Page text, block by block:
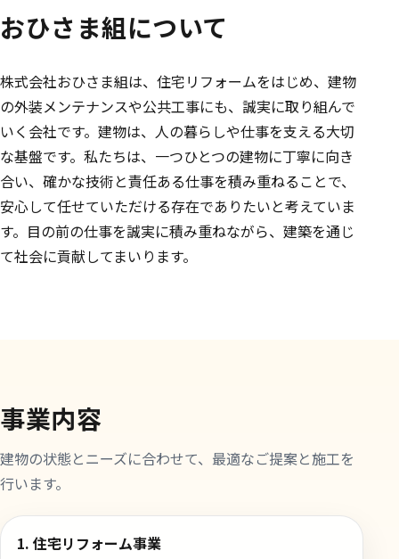
おひさま組について
株式会社おひさま組は、住宅リフォームをはじめ、建物
の外装メンテナンスや公共工事にも、誠実に取り組んで
いく会社です。建物は、人の暮らしや仕事を支える大切
な基盤です。私たちは、一つひとつの建物に丁寧に向き
合い、確かな技術と責任ある仕事を積み重ねることで、
安心して任せていただける存在でありたいと考えていま
す。目の前の仕事を誠実に積み重ねながら、建築を通じ
て社会に貢献してまいります。
事業内容
建物の状態とニーズに合わせて、最適なご提案と施工を
行います。
1. 住宅リフォーム事業